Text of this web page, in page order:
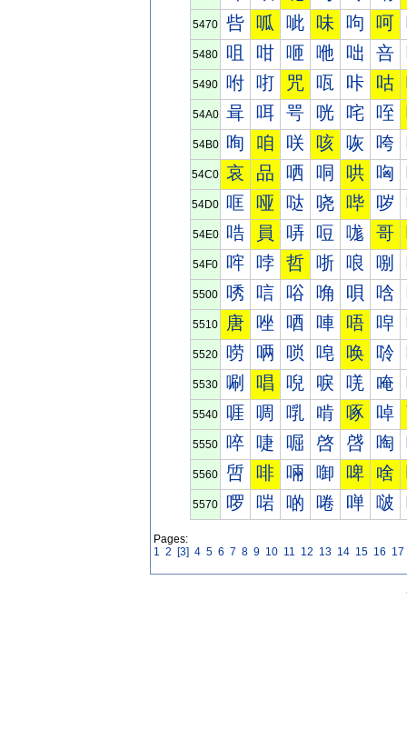
5470 呰 呱 呲 味 呴 呵
5480 咀 咁 咂 咃 咄 咅
5490 咐 咑 咒 咓 咔 咕
54A0 咠 咡 咢 咣 咤 咥
54B0 咰 咱 咲 咳 咴 咵
54C0 哀 品 哂 哃 哄 哅
54D0 哐 哑 哒 哓 哔 哕
54E0 哠 員 哢 哣 哤 哥
54F0 哰 哱 哲 哳 哴 哵
5500 唀 唁 唂 唃 唄 唅
5510 唐 唑 唒 唓 唔 唕
5520 唠 唡 唢 唣 唤 唥
5530 唰 唱 唲 唳 唴 唵
5540 啀 啁 啂 啃 啄 啅
5550 啐 啑 啒 啓 啔 啕
5560 啠 啡 啢 啣 啤 啥
5570 啰 啱 啲 啳 啴 啵
Pages:
1 2 [3] 4 5 6 7 8 9 10 11 12 13 14 15 16 17